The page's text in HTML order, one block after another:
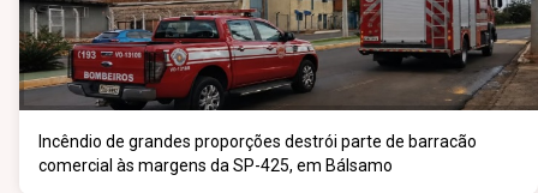
Incêndio de grandes proporções destrói parte de barracão
comercial às margens da SP-425, em Bálsamo